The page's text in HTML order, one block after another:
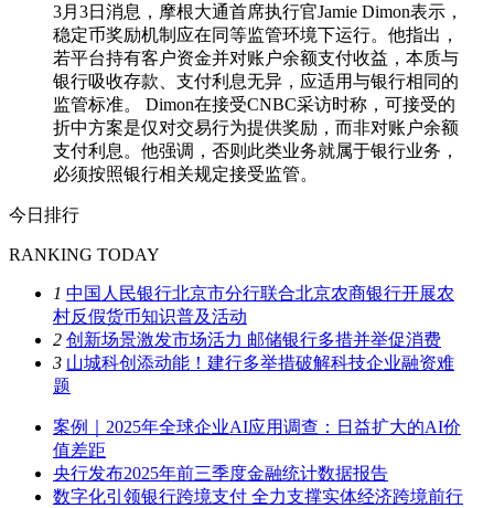
3月3日消息，摩根大通首席执行官Jamie Dimon表示，
稳定币奖励机制应在同等监管环境下运行。他指出，
若平台持有客户资金并对账户余额支付收益，本质与
银行吸收存款、支付利息无异，应适用与银行相同的
监管标准。 Dimon在接受CNBC采访时称，可接受的
折中方案是仅对交易行为提供奖励，而非对账户余额
支付利息。他强调，否则此类业务就属于银行业务，
必须按照银行相关规定接受监管。
今日排行
RANKING TODAY
1 中国人民银行北京市分行联合北京农商银行开展农
村反假货币知识普及活动
2 创新场景激发市场活力 邮储银行多措并举促消费
3 山城科创添动能！建行多举措破解科技企业融资难
题
案例｜2025年全球企业AI应用调查：日益扩大的AI价
值差距
央行发布2025年前三季度金融统计数据报告
数字化引领银行跨境支付 全力支撑实体经济跨境前行